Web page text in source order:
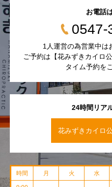
24時間リア
花みずきカイロ
お電話
0547-
1人運営の為営業中は
ご予約は【花みずきカイロ
タイム予約を
時間 月 火 水